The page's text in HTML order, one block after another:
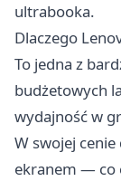
ultrabooka.
Dlaczego
To jedna z
budżetowych
wydajność w
W swojej cenie
ekranem — co